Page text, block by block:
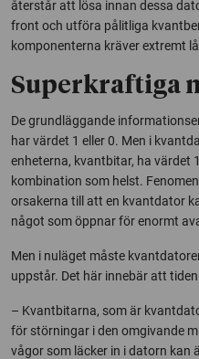
återstår att lösa innan dessa
front och utföra pålitliga
komponenterna kräver extremt
Superkraftiga
De grundläggande
har värdet 1 eller 0. Men i
enheterna, kvantbitar, ha värdet
kombination som helst.
orsakerna till att en kvantdator
något som öppnar för enormt
Men i nuläget måste
uppstår. Det här innebär att
– Kvantbitarna, som är
för störningar i den omgivande
vågor som läcker in i datorn kan